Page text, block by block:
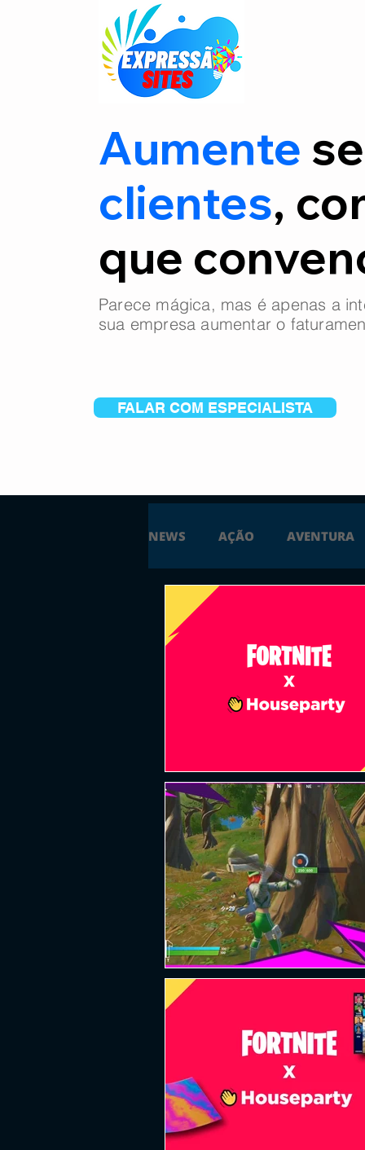
Aumente
clientes,
que
Parece mágica, mas é apenas a
sua empresa aumentar o
FALAR COM ESPECIALISTA
NEWS AÇÃO AVENTURA
ESTRATÉGIA
XBOX ONE
ESPORTES
GUERRA LUTA